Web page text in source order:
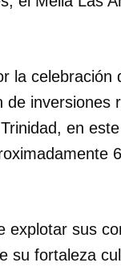
la
inversiones
en
explotar sus
su fortaleza